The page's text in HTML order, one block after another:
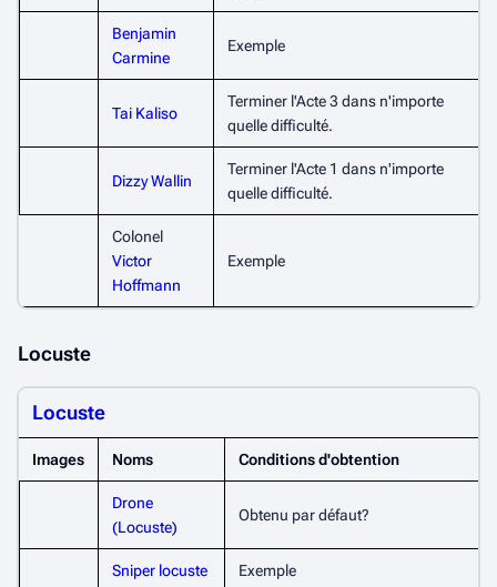
Benjamin
Carmine
Exemple
Tai Kaliso
Terminer l'Acte 3 dans n'importe
quelle difficulté.
Dizzy Wallin
Terminer l'Acte 1 dans n'importe
quelle difficulté.
Colonel
Victor
Hoffmann
Exemple
Locuste
Locuste
Images Noms Conditions d'obtention
Drone
(Locuste)
Obtenu par défaut?
Sniper locuste Exemple